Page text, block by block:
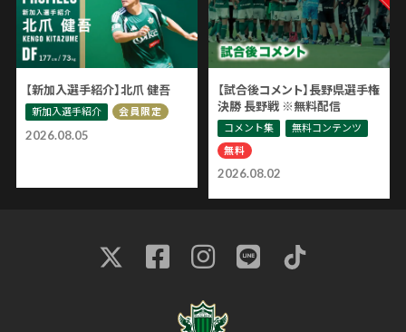
2026.08.05
【新加入選手紹介】北爪 健吾
新加入選手紹介 会員限定
2026.08.02
【試合後コメント】長野県選手権
決勝 長野戦 ※無料配信
コメント集
無料コンテンツ
無料